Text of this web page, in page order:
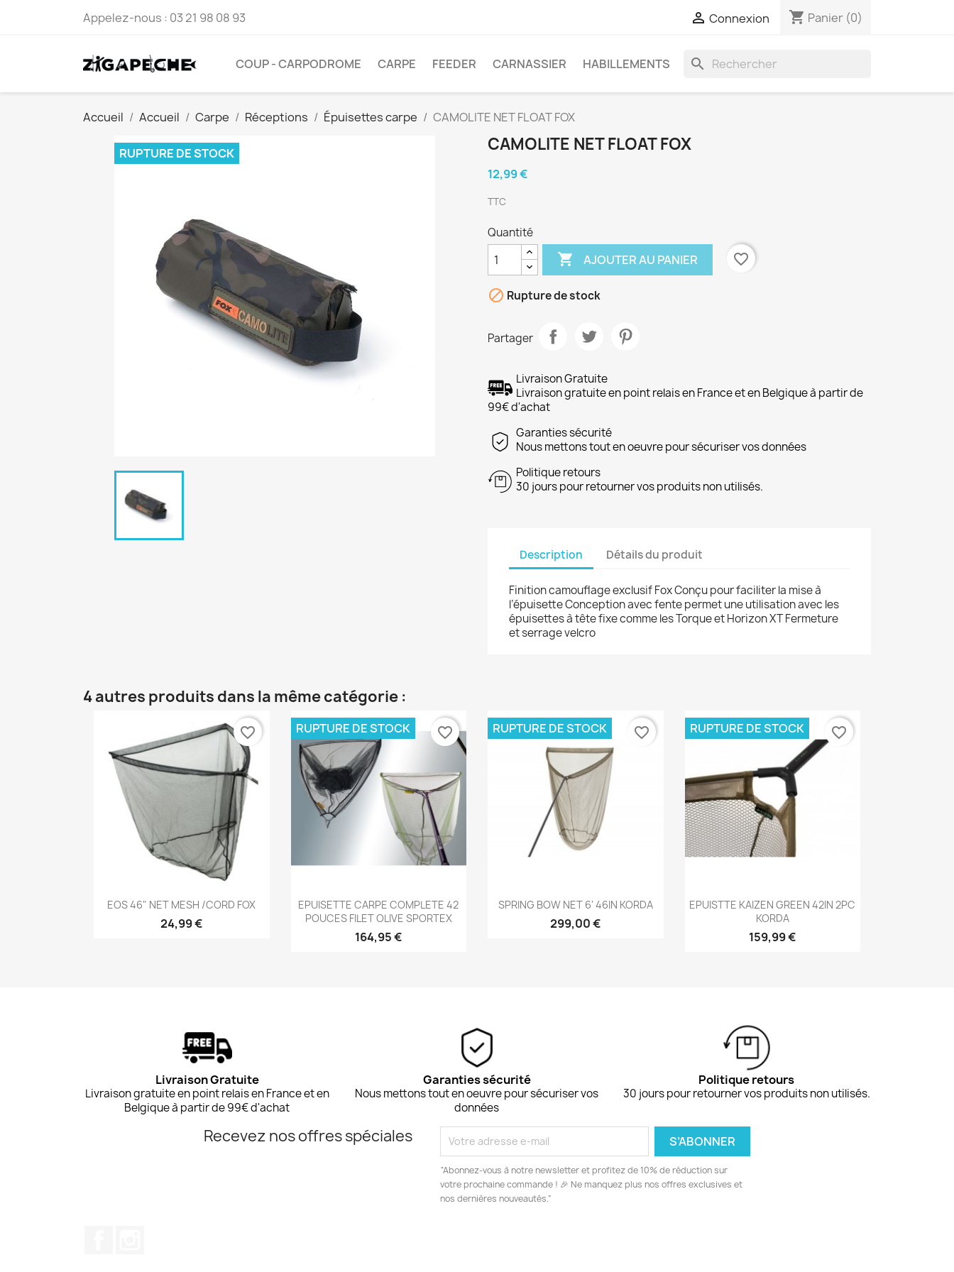
Appelez-nous : 03 21 98 08 93  Connexion shopping_cart Panier (0)
COUP - CARPODROME CARPE FEEDER CARNASSIER HABILLEMENTS search
Accueil Accueil Carpe Réceptions Épuisettes carpe CAMOLITE NET FLOAT FOX
RUPTURE DE STOCK CAMOLITE NET FLOAT FOX
12,99 €
TTC
Quantité
 AJOUTER AU PANIER favorite_border
 Rupture de stock
Partager
Livraison Gratuite
Livraison gratuite en point relais en France et en Belgique à partir de
99€ d'achat
Garanties sécurité
Nous mettons tout en oeuvre pour sécuriser vos données
Politique retours
30 jours pour retourner vos produits non utilisés.
Description Détails du produit
Finition camouflage exclusif Fox Conçu pour faciliter la mise à
l’épuisette Conception avec fente permet une utilisation avec les
épuisettes à tête fixe comme les Torque et Horizon XT Fermeture
et serrage velcro
4 autres produits dans la même catégorie :
Aperçu rapide
EOS 46" NET MESH /CORD FOX
24,99 €
favorite_border
Aperçu rapide
EPUISETTE CARPE COMPLETE 42
POUCES FILET OLIVE SPORTEX
164,95 €
RUPTURE DE STOCK favorite_border
Aperçu rapide
SPRING BOW NET 6' 46IN KORDA
299,00 €
RUPTURE DE STOCK favorite_border
Aperçu rapide
EPUISTTE KAIZEN GREEN 42IN 2PC
KORDA
159,99 €
RUPTURE DE STOCK favorite_border
Livraison Gratuite
Livraison gratuite en point relais en France et en
Belgique à partir de 99€ d'achat
Garanties sécurité
Nous mettons tout en oeuvre pour sécuriser vos
données
Politique retours
30 jours pour retourner vos produits non utilisés.
Recevez nos offres spéciales
“Abonnez-vous à notre newsletter et profitez de 10% de réduction sur
votre prochaine commande ! 🎉 Ne manquez plus nos offres exclusives et
nos dernières nouveautés.”